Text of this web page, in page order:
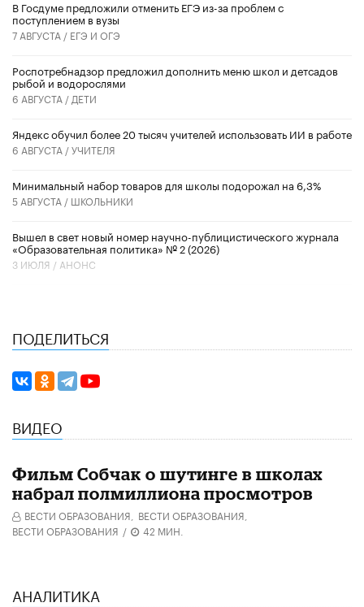
В Госдуме предложили отменить ЕГЭ из-за проблем с
поступлением в вузы
7 АВГУСТА / ЕГЭ И ОГЭ
Роспотребнадзор предложил дополнить меню школ и детсадов
рыбой и водорослями
6 АВГУСТА / ДЕТИ
​Яндекс обучил более 20 тысяч учителей использовать ИИ в работе
6 АВГУСТА /УЧИТЕЛЯ
Минимальный набор товаров для школы подорожал на 6,3%
5 АВГУСТА / ШКОЛЬНИКИ
Вышел в свет новый номер научно-публицистического журнала
«Образовательная политика» № 2 (2026)
3 ИЮЛЯ / АНОНС
ПОДЕЛИТЬСЯ
ВИДЕО
Фильм Собчак о шутинге в школах
набрал полмиллиона просмотров
ВЕСТИ ОБРАЗОВАНИЯ, ВЕСТИ ОБРАЗОВАНИЯ,
ВЕСТИ ОБРАЗОВАНИЯ / 42 МИН.
АНАЛИТИКА